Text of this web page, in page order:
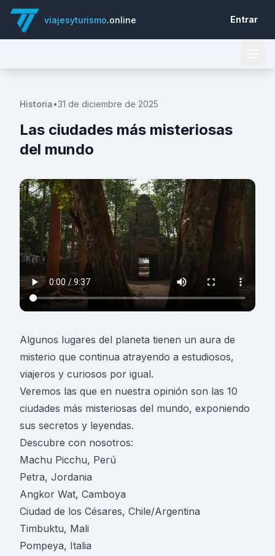
viajesyturismo.online Entrar
Historia•31 de diciembre de 2025
Las ciudades más misteriosas
del mundo
Algunos lugares del planeta tienen un aura de
misterio que continua atrayendo a estudiosos,
viajeros y curiosos por igual.
Veremos las que en nuestra opinión son las 10
ciudades más misteriosas del mundo, exponiendo
sus secretos y leyendas.
Descubre con nosotros:
Machu Picchu, Perú
Petra, Jordania
Angkor Wat, Camboya
Ciudad de los Césares, Chile/Argentina
Timbuktu, Mali
Pompeya, Italia